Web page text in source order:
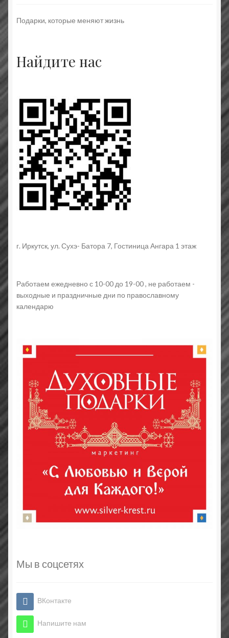
Подарки, которые меняют жизнь
Найдите нас
г. Иркутск, ул. Сухэ- Батора 7, Гостиница Ангара 1 этаж
Работаем ежедневно с 10-00 до 19-00 , не работаем -
выходные и праздничные дни по православному
календарю
Мы в соцсетях
ВКонтакте
Напишите нам